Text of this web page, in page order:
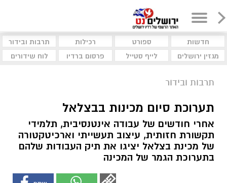
חדשות ספורט רכילות
תרבות ובידור
מגזין ירושלים
לייף סטייל פרסום ברדיו לוח שידורים
תרבות ובידור
תערוכת סיום מכינות בבצלאל
אחרי חודשים של עבודה אינטנסיבית, תלמידי
תקשורת חזותית, עיצוב תעשייתי וארכיטקטורה
של מכינת בצלאל יציגו את תיק העבודות שלהם
בתערוכת הגמר של המכינה